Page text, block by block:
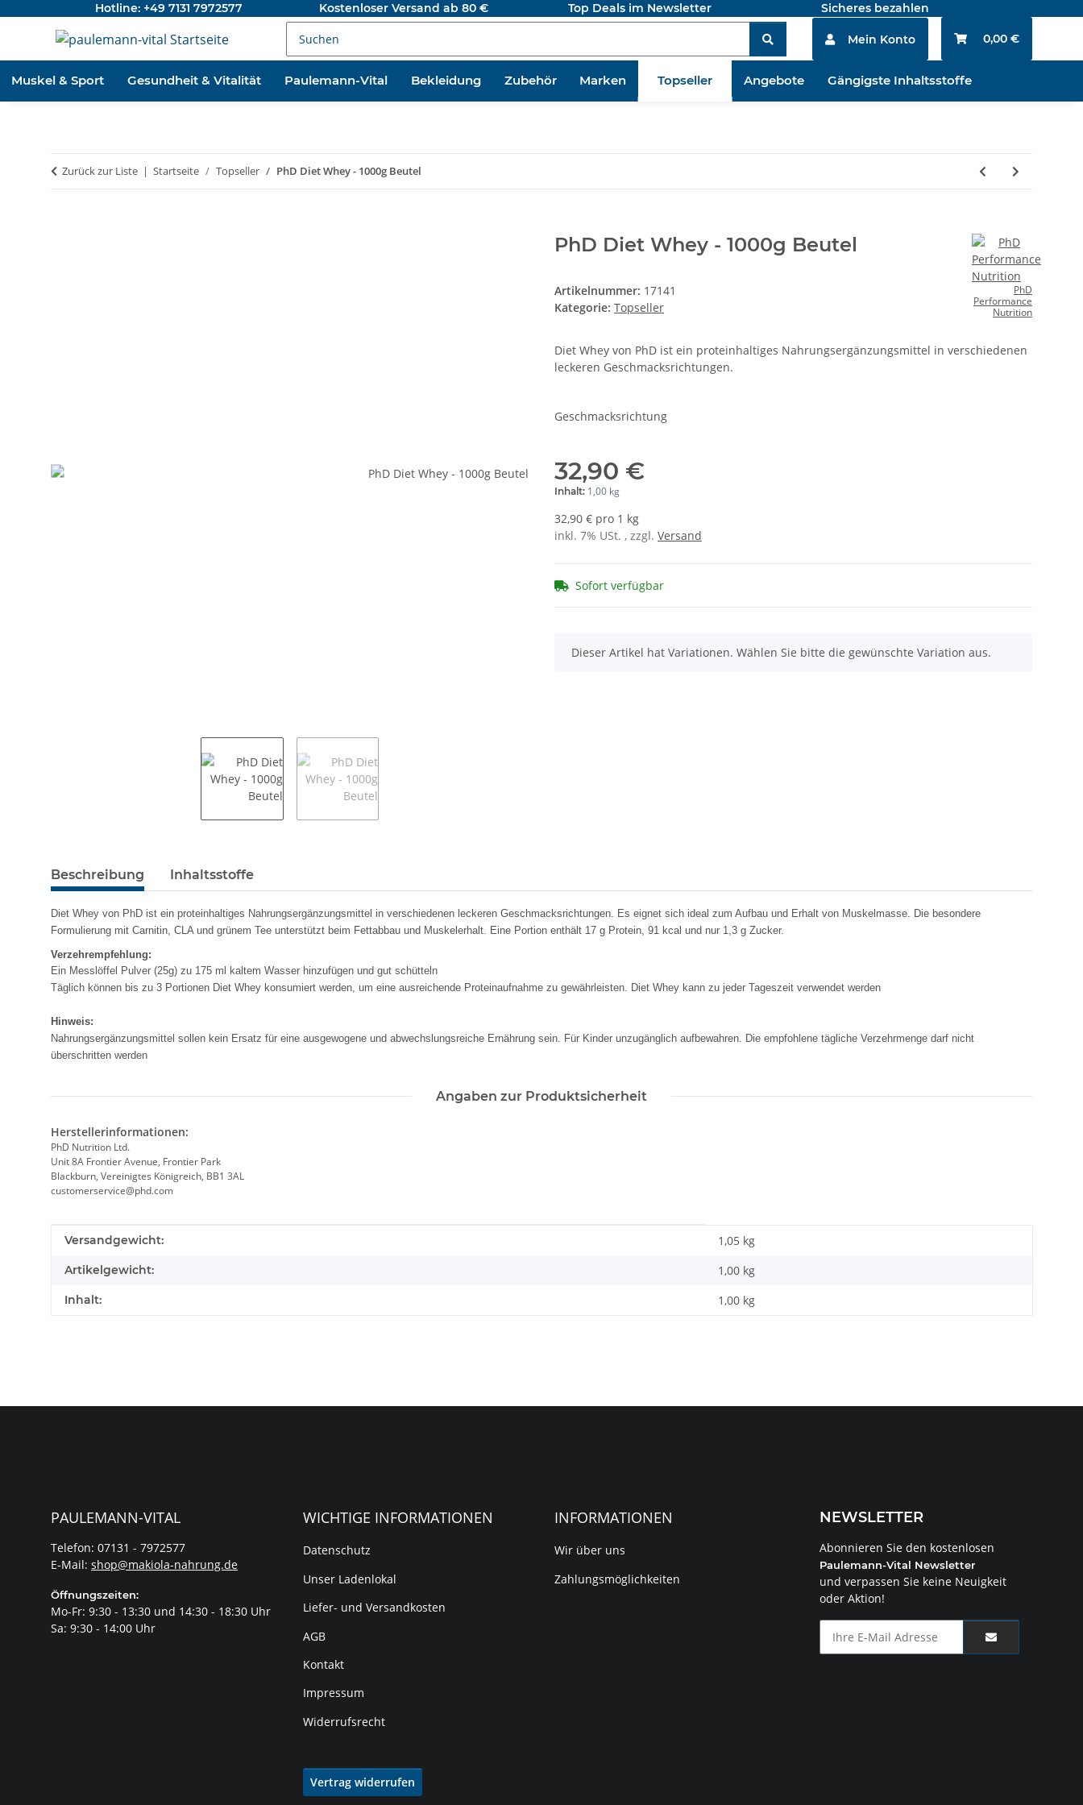
Hotline: +49 7131 7972577 Kostenloser Versand ab 80 € Top Deals im Newsletter Sicheres bezahlen
Mein Konto 0,00 €
Muskel & Sport Gesundheit & Vitalität Paulemann-Vital Bekleidung Zubehör Marken Topseller Angebote Gängigste Inhaltsstoffe
Zurück zur Liste Startseite Topseller PhD Diet Whey - 1000g Beutel
PhD
Performance
Nutrition
PhD Diet Whey - 1000g Beutel
Artikelnummer: 17141
Kategorie: Topseller
Diet Whey von PhD ist ein proteinhaltiges Nahrungsergänzungsmittel in verschiedenen
leckeren Geschmacksrichtungen.
Geschmacksrichtung
32,90 €
Inhalt: 1,00 kg
32,90 € pro 1 kg
inkl. 7% USt. , zzgl. Versand
Sofort verfügbar
x
Dieser Artikel hat Variationen. Wählen Sie bitte die gewünschte Variation aus.
Beschreibung Inhaltsstoffe
Diet Whey von PhD ist ein proteinhaltiges Nahrungsergänzungsmittel in verschiedenen leckeren Geschmacksrichtungen. Es eignet sich ideal zum Aufbau und Erhalt von Muskelmasse. Die besondere
Formulierung mit Carnitin, CLA und grünem Tee unterstützt beim Fettabbau und Muskelerhalt. Eine Portion enthält 17 g Protein, 91 kcal und nur 1,3 g Zucker.
Verzehrempfehlung:
Ein Messlöffel Pulver (25g) zu 175 ml kaltem Wasser hinzufügen und gut schütteln
Täglich können bis zu 3 Portionen Diet Whey konsumiert werden, um eine ausreichende Proteinaufnahme zu gewährleisten. Diet Whey kann zu jeder Tageszeit verwendet werden
Hinweis:
Nahrungsergänzungsmittel sollen kein Ersatz für eine ausgewogene und abwechslungsreiche Ernährung sein. Für Kinder unzugänglich aufbewahren. Die empfohlene tägliche Verzehrmenge darf nicht
überschritten werden
Angaben zur Produktsicherheit
Herstellerinformationen:
PhD Nutrition Ltd.
Unit 8A Frontier Avenue, Frontier Park
Blackburn, Vereinigtes Königreich, BB1 3AL
customerservice@phd.com
Produkteigenschaft
Wert
Versandgewicht: 1,05 kg
Artikelgewicht: 1,00 kg
Inhalt: 1,00 kg
PAULEMANN-VITAL
Telefon: 07131 - 7972577
E-Mail: shop@makiola-nahrung.de
Öffnungszeiten:
Mo-Fr: 9:30 - 13:30 und 14:30 - 18:30 Uhr
Sa: 9:30 - 14:00 Uhr
WICHTIGE INFORMATIONEN
Datenschutz
Unser Ladenlokal
Liefer- und Versandkosten
AGB
Kontakt
Impressum
Widerrufsrecht
Vertrag widerrufen
INFORMATIONEN
Wir über uns
Zahlungsmöglichkeiten
NEWSLETTER
Abonnieren Sie den kostenlosen
Paulemann-Vital Newsletter
und verpassen Sie keine Neuigkeit
oder Aktion!